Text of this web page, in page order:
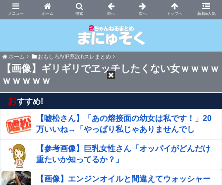
ホーム 新着&人気
まにゅそく 2chまとめニュース速報VIP
ホーム おもしろ/VIP系2chスレまとめ
【画像】ギリギリでヱッチしたくない女ｗｗｗｗ
ｗｗｗｗｗ
おすすめ!
【嘘松さん】「あの熔接面の幼女は私です！」20
万いいね→「やっぱり私じゃありませんでし
【参考画像】巨乳女性さん「オッパイがどんだけ
重たいか知ってるか？」
【画像】エンジンオイルと間違えてウォッシャー